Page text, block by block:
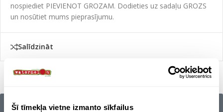
Šī tīmekļa vietne izmanto sīkfailus
nospiediet PIEVIENOT GROZAM. Dodieties uz sadaļu GROZS
un nosūtiet mums pieprasījumu.
Salīdzināt
Citu zīmolu preces: